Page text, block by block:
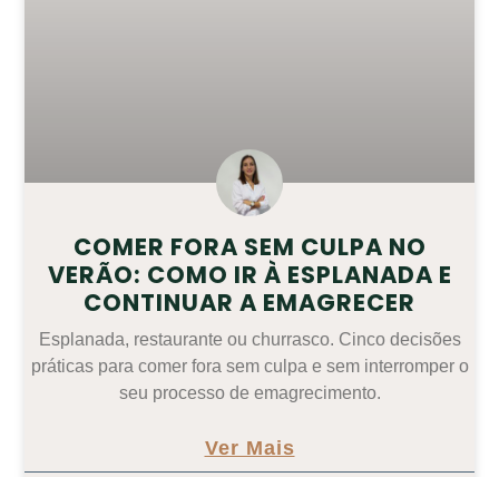
COMER FORA SEM CULPA NO
VERÃO: COMO IR À ESPLANADA E
CONTINUAR A EMAGRECER
Esplanada, restaurante ou churrasco. Cinco decisões
práticas para comer fora sem culpa e sem interromper o
seu processo de emagrecimento.
Ver Mais